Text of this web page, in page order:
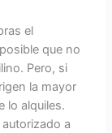
el
que no
Pero, si
la mayor
lo alquiles.
a